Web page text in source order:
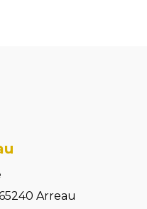
Arreau